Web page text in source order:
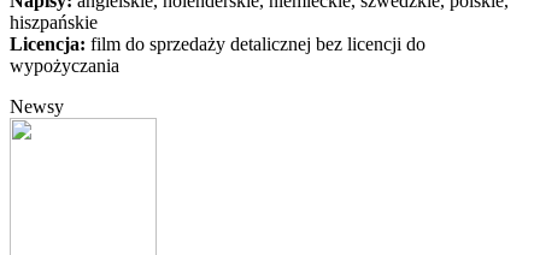
hiszpańskie
Licencja: film do sprzedaży detalicznej bez licencji do
wypożyczania
Newsy